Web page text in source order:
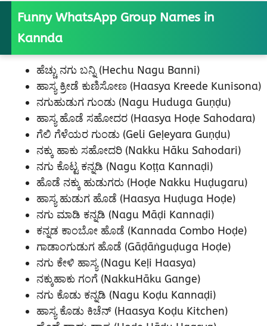
Funny WhatsApp Group Names in
Kannda
ಹೆಚ್ಚು ನಗು ಬನ್ನಿ (Hechu Nagu Banni)
ಹಾಸ್ಯ ಕ್ರೀಡೆ ಕುಣಿಸೋಣ (Haasya Kreede Kunisona)
ನಗುಹುಡುಗ ಗುಂಡು (Nagu Huduga Guṇḍu)
ಹಾಸ್ಯ ಹೊಡೆ ಸಹೋದರ (Haasya Hoḍe Sahodara)
ಗೆಲಿ ಗೆಳೆಯರ ಗುಂಡು (Geli Geḷeyara Guṇḍu)
ನಕ್ಕು ಹಾಕು ಸಹೋದರಿ (Nakku Hāku Sahodari)
ನಗು ಕೊಟ್ಟ ಕನ್ನಡಿ (Nagu Koṭṭa Kannaḍi)
ಹೊಡೆ ನಕ್ಕು ಹುಡುಗರು (Hoḍe Nakku Huḍugaru)
ಹಾಸ್ಯ ಹುಡುಗ ಹೊಡೆ (Haasya Huḍuga Hoḍe)
ನಗು ಮಾಡಿ ಕನ್ನಡಿ (Nagu Māḍi Kannaḍi)
ಕನ್ನಡ ಕಾಂಬೋ ಹೊಡೆ (Kannada Combo Hoḍe)
ಗಾಡಾಂಗುಡುಗ ಹೊಡೆ (Gāḍāṅguḍuga Hoḍe)
ನಗು ಕೇಳಿ ಹಾಸ್ಯ (Nagu Keḷi Haasya)
ನಕ್ಕುಹಾಕು ಗಂಗೆ (NakkuHāku Gange)
ನಗು ಕೊಡು ಕನ್ನಡಿ (Nagu Koḍu Kannaḍi)
ಹಾಸ್ಯ ಕೊಡು ಕಿಚೆನ್ (Haasya Koḍu Kitchen)